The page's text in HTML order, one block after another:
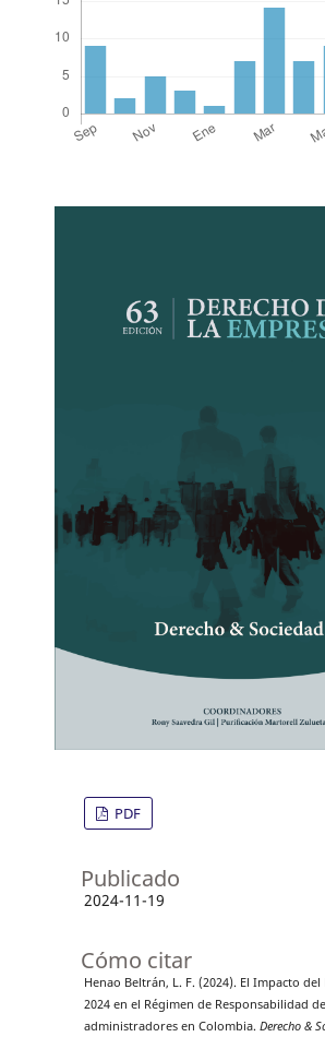
PDF
Publicado
2024-11-19
Cómo citar
Henao Beltrán, L. F. (2024). El Impacto del
2024 en el Régimen de Responsabilidad
administradores en Colombia. Derecho &